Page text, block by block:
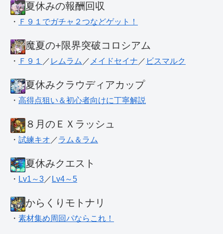
夏休みの報酬回収
・ Ｆ９１でガチャ２つなどゲット！
魔夏の+限界突破コロシアム
・ Ｆ９１ ／ レムラム ／ メイドセイナ ／ ビスマルク
夏休みクラウディアカップ
・ 高得点狙い＆初心者向けに丁寧解説
８月のＥＸラッシュ
・ 試練キオ ／ラム＆ラム
夏休みクエスト
・ Lv1～3 ／ Lv4～5
からくりモトナリ
・ 素材集め周回パならこれ！